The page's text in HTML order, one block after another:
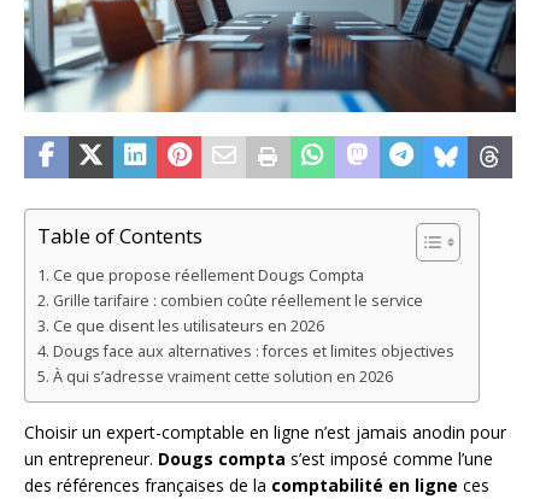
Table of Contents
Ce que propose réellement Dougs Compta
Grille tarifaire : combien coûte réellement le service
Ce que disent les utilisateurs en 2026
Dougs face aux alternatives : forces et limites objectives
À qui s’adresse vraiment cette solution en 2026
Choisir un expert-comptable en ligne n’est jamais anodin pour
un entrepreneur. Dougs compta s’est imposé comme l’une
des références françaises de la comptabilité en ligne ces